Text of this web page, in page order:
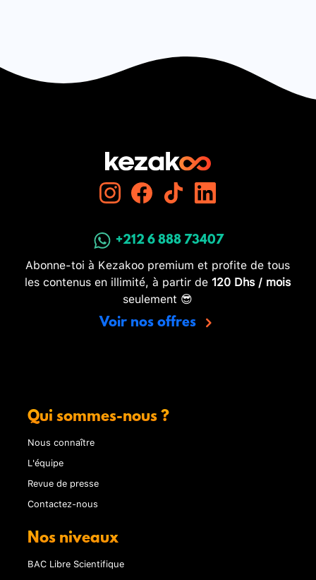
+212 6 888 73407
Abonne-toi à Kezakoo premium et profite de tous
les contenus en illimité, à partir de 120 Dhs / mois
seulement 😎
Voir nos offres
Qui sommes-nous ?
Nous connaître
L'équipe
Revue de presse
Contactez-nous
Nos niveaux
BAC Libre Scientifique